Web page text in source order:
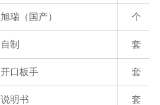
旭瑞（国产） 个
自制 套
开口板手 套
说明书 套